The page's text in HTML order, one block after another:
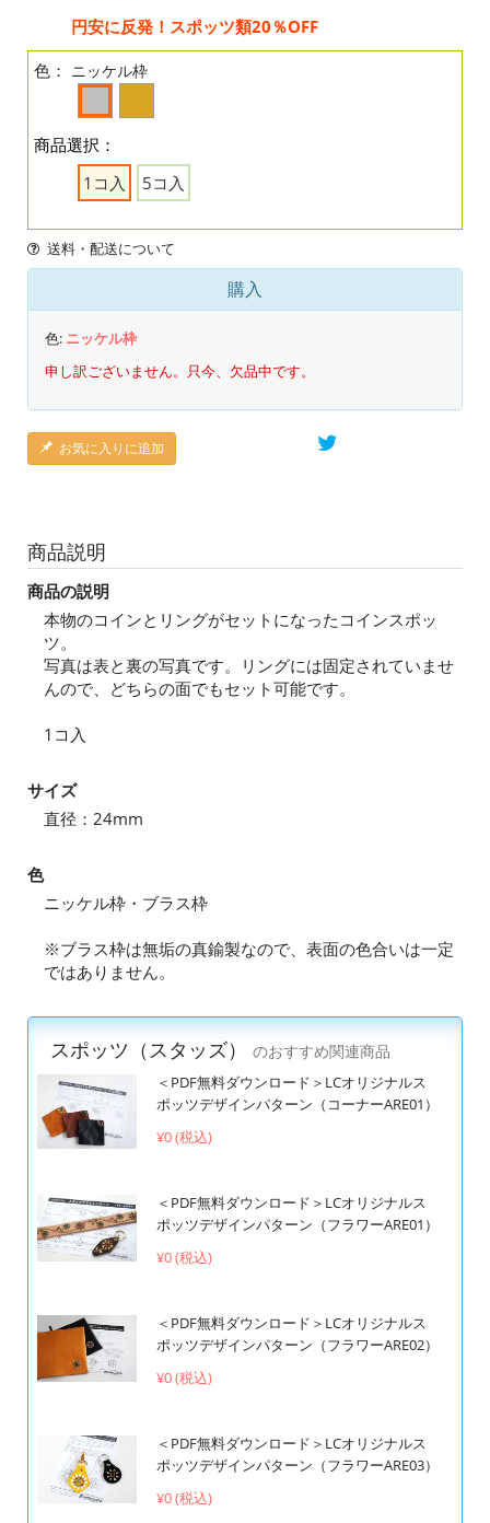
円安に反発！スポッツ類20％OFF
色： ニッケル枠
商品選択：
1コ入
5コ入
送料・配送について
購入
色: ニッケル枠
申し訳ございません。只今、欠品中です。
お気に入りに追加
商品説明
商品の説明
本物のコインとリングがセットになったコインスポッ
ツ。
写真は表と裏の写真です。リングには固定されていませ
んので、どちらの面でもセット可能です。
1コ入
サイズ
直径：24mm
色
ニッケル枠・ブラス枠
※ブラス枠は無垢の真鍮製なので、表面の色合いは一定
ではありません。
スポッツ（スタッズ）
のおすすめ関連商品
＜PDF無料ダウンロード＞LCオリジナルス
ポッツデザインパターン（コーナーARE01）
¥0 (税込)
＜PDF無料ダウンロード＞LCオリジナルス
ポッツデザインパターン（フラワーARE01）
¥0 (税込)
＜PDF無料ダウンロード＞LCオリジナルス
ポッツデザインパターン（フラワーARE02）
¥0 (税込)
＜PDF無料ダウンロード＞LCオリジナルス
ポッツデザインパターン（フラワーARE03）
¥0 (税込)